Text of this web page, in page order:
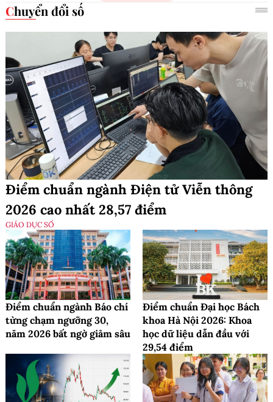
Chuyển đổi số
Điểm chuẩn ngành Điện tử Viễn thông
2026 cao nhất 28,57 điểm
GIÁO DỤC SỐ
Điểm chuẩn ngành Báo chí
từng chạm ngưỡng 30,
năm 2026 bất ngờ giảm sâu
Điểm chuẩn Đại học Bách
khoa Hà Nội 2026: Khoa
học dữ liệu dẫn đầu với
29,54 điểm